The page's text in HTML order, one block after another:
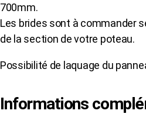
700mm.
Les brides sont à commander
de la section de votre poteau.
Possibilité de laquage du
Informations